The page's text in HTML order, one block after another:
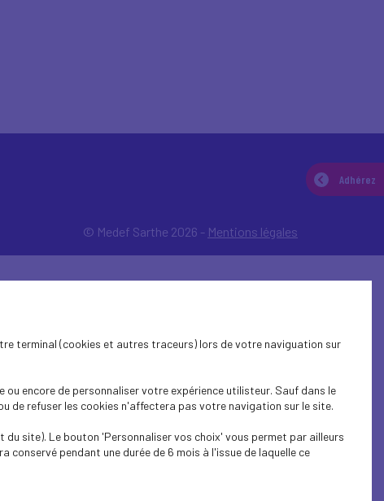
Adhérez
© Medef Sarthe 2026 - Mentions légales
terminal (cookies et autres traceurs) lors de votre naviguation sur
encore de personnaliser votre expérience utilisteur. Sauf dans le
de refuser les cookies n'affectera pas votre navigation sur le site.
site). Le bouton 'Personnaliser vos choix' vous permet par ailleurs
pendant une durée de 6 mois à l'issue de laquelle ce